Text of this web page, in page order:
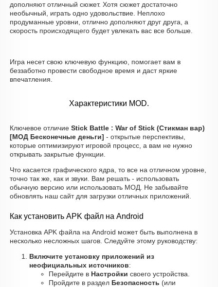
дополняют отличный сюжет. Хотя сюжет достаточно
необычный, играть одно удовольствие. Неплохо
продуманные уровни, отлично дополняют друг друга, а
скорость происходящего будет увлекать вас все больше.
Игра несет свою ключевую функцию, помогает вам в
беззаботно провести свободное время и даст яркие
впечатления.
Характеристики MOD.
Ключевое отличие Stick Battle : War of Stick (Стикман вар)
[МОД Бесконечные деньги] - открытые перспективы,
которые оптимизируют игровой процесс, а вам не нужно
открывать закрытые функции.
Что касается графического ядра, то все на отличном уровне,
точно так же, как и звуки. Вам решать - использовать
обычную версию или использовать МОД. Не забывайте
обновлять наш сайт для загрузки отличных приложений.
Как установить APK файл на Android
Установка APK файла на Android может быть выполнена в
несколько несложных шагов. Следуйте этому руководству:
Включите установку приложений из
неофициальных источников:
Перейдите в Настройки своего устройства.
Пройдите в раздел Безопасность (или